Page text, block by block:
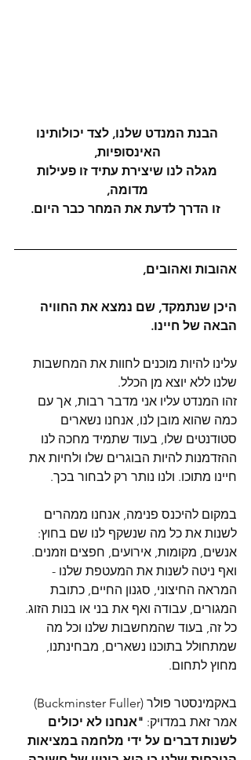
הבנת המנדט שלנו, לצד יכולותינו
האינסופיות,
מגלה לנו שיצירת עתיד זו פעילות
מדומה,
זו הדרך לדעת את המחר כבר היום.
אהובות ואהובים,
היכן שנתמקד, שם נמצא את החוויה
הבאה של חיינו.
עלינו להיות מוכנים לחוות את המחשבות
שלנו ללא יוצא מן הכלל.
זהו המנדט עליו אני מדבר רבות, אך עם
כמה שהוא מובן לנו, אנחנו נשארים
סטודנטים שלו, בעוד שתמיד מחכה לנו
ההזדמנות להיות הבוגרים שלו ולחיות את
חיינו מתוכו. ולנו נותר רק לבחור בכך.
במקום להיכנס פנימה, אנחנו ממהרים
לשנות את כל מה שנשקף לנו שם בחוץ:
אנשים, מקומות, אירועים, חפצים וזמנים.
ואף ניטה לשנות את המעטפת שלנו -
המראה החיצוני, סגנון החיים, כתובת
המגורים, עבודה ואף את בני או בנות הזוג.
כל זה, בעוד שהמחשבות שלנו וכל מה
שמתחולל בתוכנו נשארים, מבחינתנו,
מחוץ לתחום.
באקמינסטר פולר (Buckminster Fuller)
אמר זאת במדויק: "אנחנו לא יכולים
לשנות דברים על ידי מלחמה במציאות